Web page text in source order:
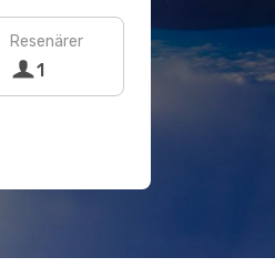
Resenärer
1